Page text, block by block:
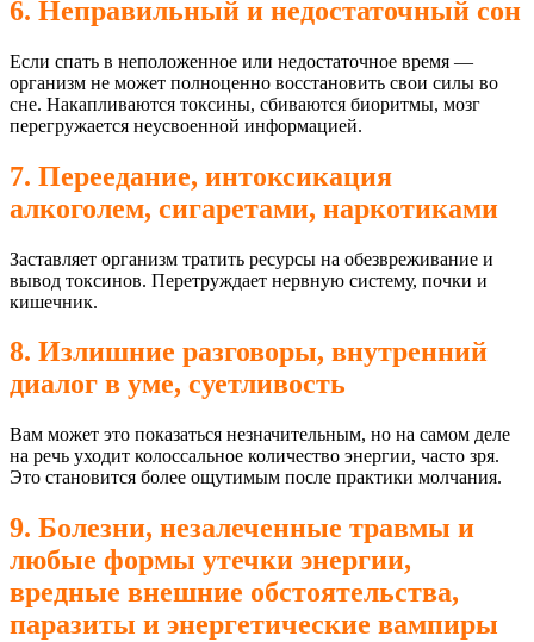
6. Неправильный и недостаточный сон
Если спать в неположенное или недостаточное время —
организм не может полноценно восстановить свои силы во
сне. Накапливаются токсины, сбиваются биоритмы, мозг
перегружается неусвоенной информацией.
7. Переедание, интоксикация
алкоголем, сигаретами, наркотиками
Заставляет организм тратить ресурсы на обезвреживание и
вывод токсинов. Перетруждает нервную систему, почки и
кишечник.
8. Излишние разговоры, внутренний
диалог в уме, суетливость
Вам может это показаться незначительным, но на самом деле
на речь уходит колоссальное количество энергии, часто зря.
Это становится более ощутимым после практики молчания.
9. Болезни, незалеченные травмы и
любые формы утечки энергии,
вредные внешние обстоятельства,
паразиты и энергетические вампиры